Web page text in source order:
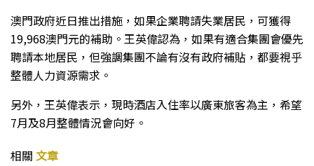
澳門政府近日推出措施，如果企業聘請失業居民，可獲得
19,968澳門元的補助。王英偉認為，如果有適合集團會優先
聘請本地居民，但強調集團不論有沒有政府補貼，都要視乎
整體人力資源需求。
另外，王英偉表示，現時酒店入住率以廣東旅客為主，希望
7月及8月整體情況會向好。
相關 文章